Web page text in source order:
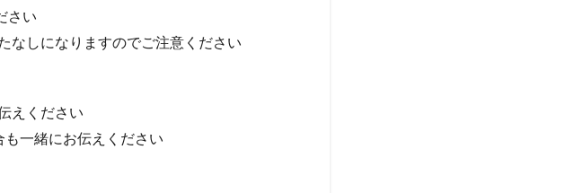
さい
なしになりますのでご注意ください
えください
も一緒にお伝えください